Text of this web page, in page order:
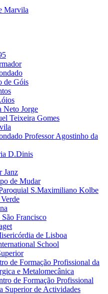
Marvila
de Góis
Neto Jorge
Teixeira Gomes
Professor Agostinho da
D.Dinis
Janz
de Mudar
S.Maximiliano Kolbe
Francisco
de Lisboa
School
de Formação Profissional da
e Metalomecânica
de Formação Profissional
Superior de Actividades